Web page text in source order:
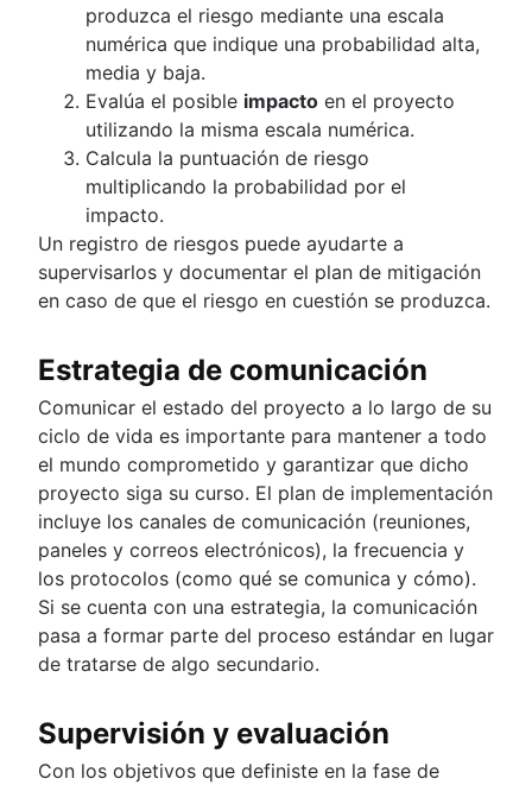
produzca el riesgo mediante una escala
numérica que indique una probabilidad alta,
media y baja.
Evalúa el posible impacto en el proyecto
utilizando la misma escala numérica.
Calcula la puntuación de riesgo
multiplicando la probabilidad por el
impacto.
Un registro de riesgos puede ayudarte a
supervisarlos y documentar el plan de mitigación
en caso de que el riesgo en cuestión se produzca.
Estrategia de comunicación
Comunicar el estado del proyecto a lo largo de su
ciclo de vida es importante para mantener a todo
el mundo comprometido y garantizar que dicho
proyecto siga su curso. El plan de implementación
incluye los canales de comunicación (reuniones,
paneles y correos electrónicos), la frecuencia y
los protocolos (como qué se comunica y cómo).
Si se cuenta con una estrategia, la comunicación
pasa a formar parte del proceso estándar en lugar
de tratarse de algo secundario.
Supervisión y evaluación
Con los objetivos que definiste en la fase de